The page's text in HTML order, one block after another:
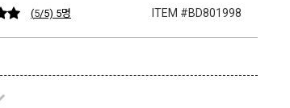
(5/5) 5명 ITEM #BD801998